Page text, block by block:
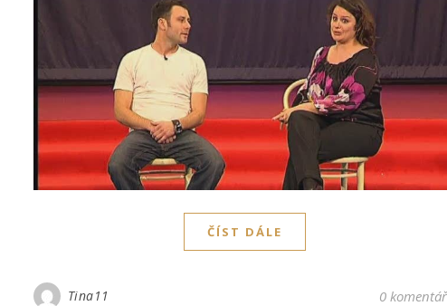
ČÍST DÁLE
Tina11 0